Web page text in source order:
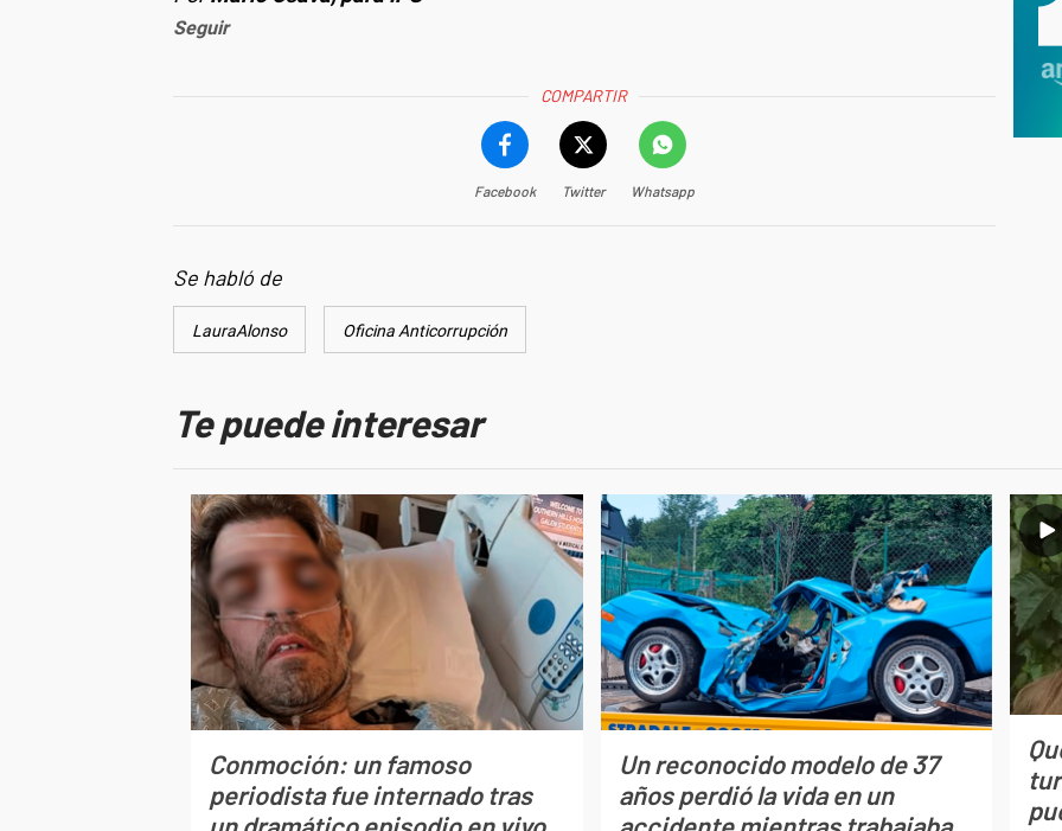
Seguir
COMPARTIR
Facebook Twitter Whatsapp
Se habló de
LauraAlonso Oficina Anticorrupción
Te puede interesar
Conmoción: un famoso
periodista fue internado tras
Un reconocido modelo de 37
años perdió la vida en un